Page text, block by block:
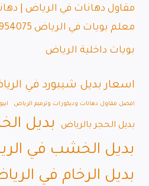
مقاول دهانات في الرياض |
معلم بويات في الرياض 0501954075
بويات داخلية الرياض
اسعار بديل شيبورد في
افضل مقاول دهانات وديكورات وترميم الرياض
بديل الحجر بالرياض
بديل
بديل الخشب في
بديل الرخام في